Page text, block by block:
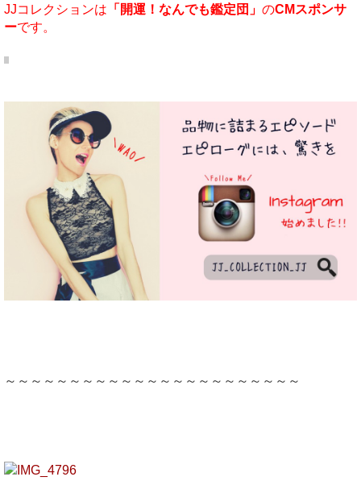
JJコレクションは 「開運！なんでも鑑定団」 のCMスポンサ
ーです。
～～～～～～～～～～～～～～～～～～～～～～～